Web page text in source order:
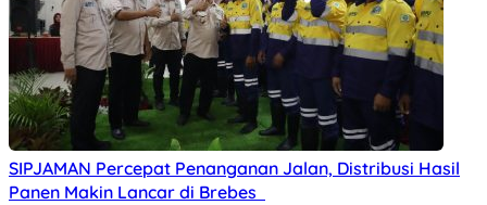
SIPJAMAN Percepat Penanganan Jalan, Distribusi Hasil
Panen Makin Lancar di Brebes